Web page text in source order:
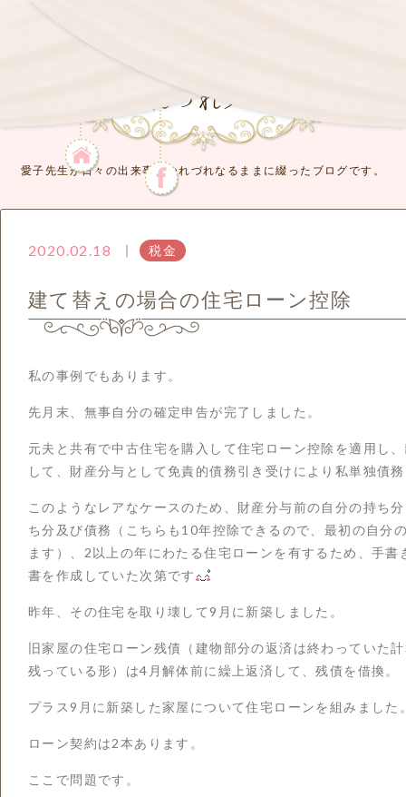
愛子先生が日々の出来事をつれづれなるままに綴ったブログです。
2020.02.18 ｜ 税金
建て替えの場合の住宅ローン控除
私の事例でもあります。
先月末、無事自分の確定申告が完了しました。
元夫と共有で中古住宅を購入して住宅ローン控除を適用し
して、財産分与として免責的債務引き受けにより私単独債
このようなレアなケースのため、財産分与前の自分の持ち
ち分及び債務（こちらも10年控除できるので、最初の自分
ます）、2以上の年にわたる住宅ローンを有するため、手
書を作成していた次第です
昨年、その住宅を取り壊して9月に新築しました。
旧家屋の住宅ローン残債（建物部分の返済は終わっていた
残っている形）は4月解体前に繰上返済して、残債を借換。
プラス9月に新築した家屋について住宅ローンを組みました
ローン契約は2本あります。
ここで問題です。